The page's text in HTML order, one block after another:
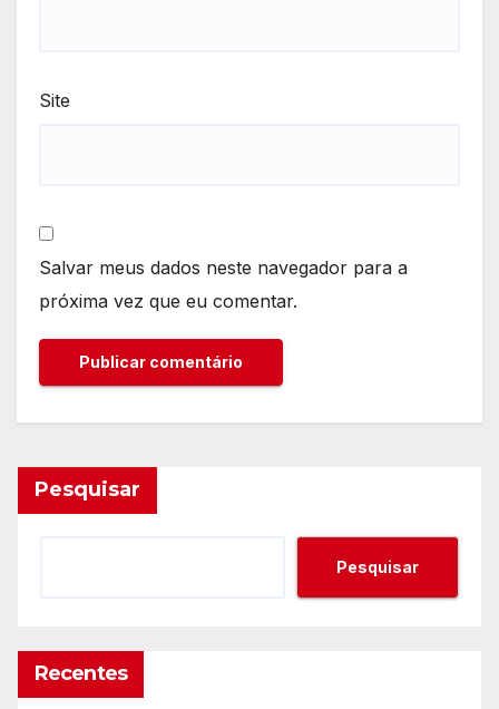
Site
Salvar meus dados neste navegador para a
próxima vez que eu comentar.
Pesquisar
Pesquisar
Recentes